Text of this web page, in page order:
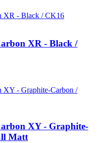
XR - Black /
XY - Graphite-
Matt